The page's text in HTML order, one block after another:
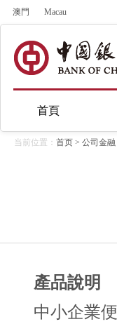
澳門 Macau
首頁
当前位置： 首页 > 公司金融
產品說明
中小企業